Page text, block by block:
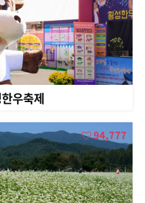
우축제
94,777